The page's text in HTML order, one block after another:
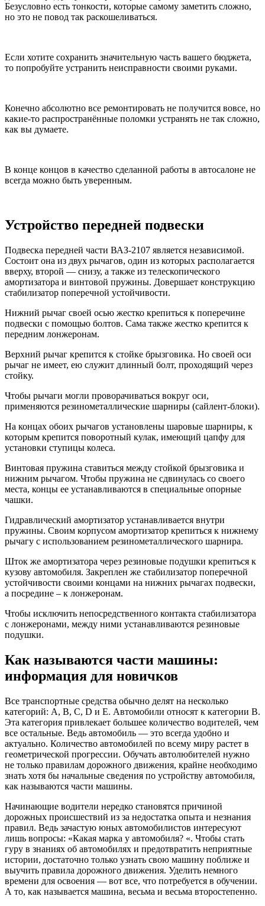
Безусловно есть тонкости, которые самому заметить сложно,
но это не повод так раскошеливаться.
Если хотите сохранить значительную часть вашего бюджета,
то попробуйте устранить неисправности своими руками.
Конечно абсолютно все ремонтировать не получится вовсе, но
какие-то распространённые поломки устранять не так сложно,
как вы думаете.
В конце концов в качество сделанной работы в автосалоне не
всегда можно быть уверенным.
Устройство передней подвески
Подвеска передней части ВАЗ-2107 является независимой.
Состоит она из двух рычагов, один из которых располагается
вверху, второй — снизу, а также из телескопического
амортизатора и винтовой пружины. Довершает конструкцию
стабилизатор поперечной устойчивости.
Нижний рычаг своей осью жестко крепиться к поперечине
подвески с помощью болтов. Сама также жестко крепится к
передним лонжеронам.
Верхний рычаг крепится к стойке брызговика. Но своей оси
рычаг не имеет, ею служит длинный болт, проходящий через
стойку.
Чтобы рычаги могли проворачиваться вокруг оси,
применяются резинометаллические шарниры (сайлент-блоки).
На концах обоих рычагов установлены шаровые шарниры, к
которым крепится поворотный кулак, имеющий цапфу для
установки ступицы колеса.
Винтовая пружина ставиться между стойкой брызговика и
нижним рычагом. Чтобы пружина не сдвинулась со своего
места, концы ее устанавливаются в специальные опорные
чашки.
Гидравлический амортизатор устанавливается внутри
пружины. Своим корпусом амортизатор крепиться к нижнему
рычагу с использованием резинометаллического шарнира.
Шток же амортизатора через резиновые подушки крепиться к
кузову автомобиля. Закреплен же стабилизатор поперечной
устойчивости своими концами на нижних рычагах подвески,
а посредине – к лонжеронам.
Чтобы исключить непосредственного контакта стабилизатора
с лонжеронами, между ними устанавливаются резиновые
подушки.
Как называются части машины:
информация для новичков
Все транспортные средства обычно делят на несколько
категорий: A, B, C, D и E. Автомобили относят к категории B.
Эта категория привлекает большее количество водителей, чем
все остальные. Ведь автомобиль — это всегда удобно и
актуально. Количество автомобилей по всему миру растет в
геометрической прогрессии. Обучать автолюбителей нужно
не только правилам дорожного движения, крайне необходимо
знать хотя бы начальные сведения по устройству автомобиля,
как называются части машины.
Начинающие водители нередко становятся причиной
дорожных происшествий из за недостатка опыта и незнания
правил. Ведь зачастую юных автомобилистов интересуют
лишь вопросы: «Какая марка у автомобиля? «. Чтобы стать
гуру в знаниях об автомобилях и предотвратить неприятные
истории, достаточно только узнать свою машину поближе и
выучить правила дорожного движения. Уделить немного
времени для освоения — вот все, что потребуется в обучении.
А то, как называется машина, весьма и весьма второстепенно.